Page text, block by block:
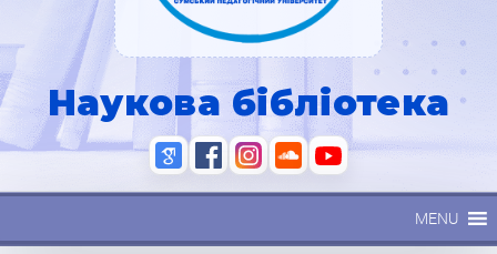
Наукова бібліотека
MENU